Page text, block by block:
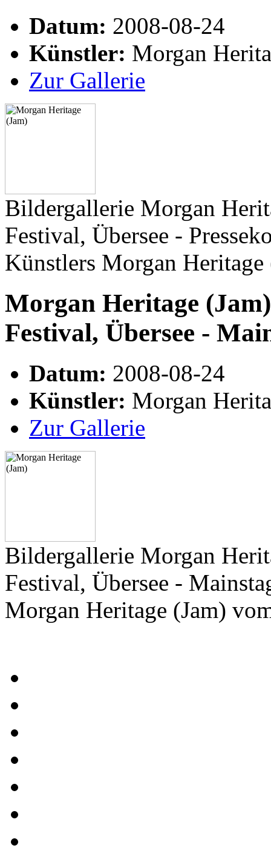
Datum: 2008-08-24
Künstler: Morgan
Zur Gallerie
Bildergallerie Morgan
Festival, Übersee -
Künstlers Morgan
Morgan Heritage (Jam)
Festival, Übersee -
Datum: 2008-08-24
Künstler: Morgan
Zur Gallerie
Bildergallerie Morgan
Festival, Übersee -
Morgan Heritage (Jam)